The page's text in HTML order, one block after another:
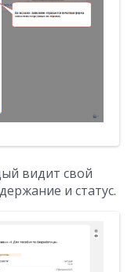
видит свой
и статус.